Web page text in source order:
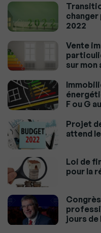
2022
Vente
sur mon
F ou G
Projet
attend
Loi de
pour la
jours de